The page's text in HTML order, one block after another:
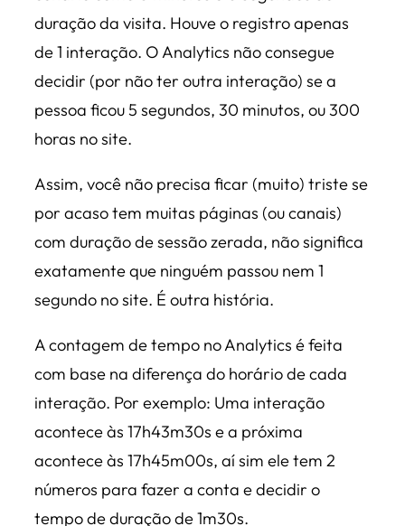
duração da visita. Houve o registro apenas
de 1 interação. O Analytics não consegue
decidir (por não ter outra interação) se a
pessoa ficou 5 segundos, 30 minutos, ou 300
horas no site.
Assim, você não precisa ficar (muito) triste se
por acaso tem muitas páginas (ou canais)
com duração de sessão zerada, não significa
exatamente que ninguém passou nem 1
segundo no site. É outra história.
A contagem de tempo no Analytics é feita
com base na diferença do horário de cada
interação. Por exemplo: Uma interação
acontece às 17h43m30s e a próxima
acontece às 17h45m00s, aí sim ele tem 2
números para fazer a conta e decidir o
tempo de duração de 1m30s.